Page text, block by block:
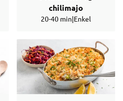
chilimajo
20-40 min|Enkel